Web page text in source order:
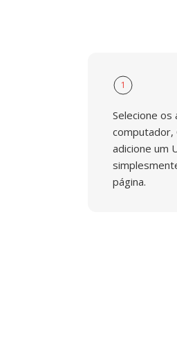
1
Selecione os
computador,
adicione um
página.